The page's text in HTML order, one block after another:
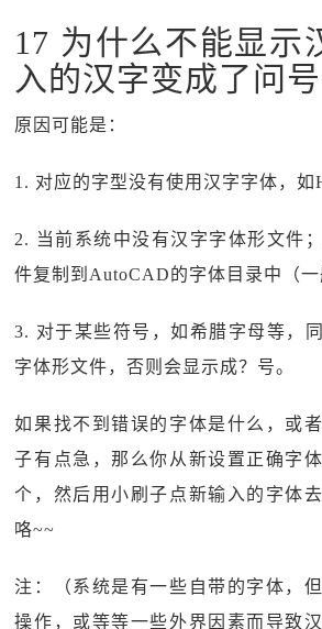
17 为什么不能显示
入的汉字变成了问号
原因可能是：
1. 对应的字型没有使用汉字字体，如
2. 当前系统中没有汉字字体形文件
件复制到AutoCAD的字体目录中（一
3. 对于某些符号，如希腊字母等，
字体形文件，否则会显示成？号。
如果找不到错误的字体是什么，或
子有点急，那么你从新设置正确字
个，然后用小刷子点新输入的字体
咯~~
注：（系统是有一些自带的字体，
操作，或等等一些外界因素而导致